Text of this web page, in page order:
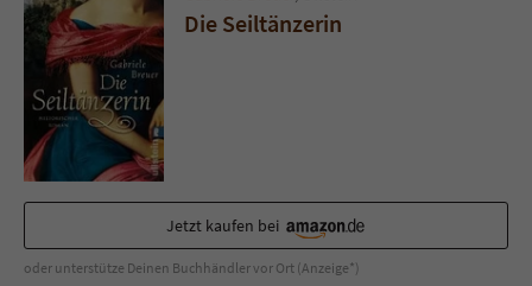
Die Seiltänzerin
Jetzt kaufen bei
oder unterstütze Deinen Buchhändler vor Ort (Anzeige*)
Zweck
Kommunikation der Webseite mit dem